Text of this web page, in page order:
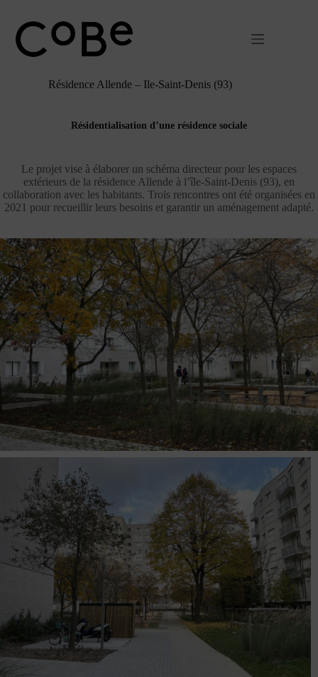
contenu
Résidence Allende – Ile-Saint-Denis (93)
Résidentialisation d’une résidence sociale
Le projet vise à élaborer un schéma directeur pour les espaces
extérieurs de la résidence Allende à l’île-Saint-Denis (93), en
collaboration avec les habitants. Trois rencontres ont été organisées en
2021 pour recueillir leurs besoins et garantir un aménagement adapté.